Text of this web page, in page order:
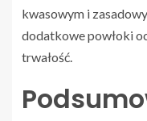
kwasowym i
dodatkowe powłoki
trwałość.